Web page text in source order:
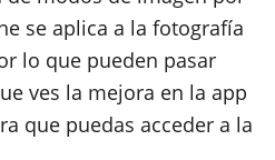
se aplica a la fotografía
lo que pueden pasar
ves la mejora en la app
que puedas acceder a la